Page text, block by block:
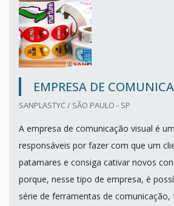
EMPRESA DE
SANPLASTYC / SÃO PAULO - SP
A empresa de comunicação visual é
responsáveis por fazer com que um
patamares e consiga cativar novos
porque, nesse tipo de empresa, é
série de ferramentas de comunicação,